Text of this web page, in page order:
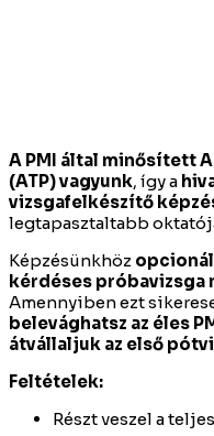
A PMI által minősített
(ATP) vagyunk, így a
vizsgafelkészítő
legtapasztaltabb
Képzésünkhöz
kérdéses próba­vizsga
Amennyiben ezt
belevághatsz az éles
átvállaljuk az első
Feltételek:
Részt veszel a